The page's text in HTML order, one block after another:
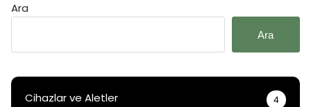
Ara
Ara
Cihazlar ve Aletler 4